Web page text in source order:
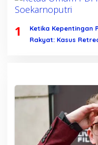
1
Ketika Kepentingan
Rakyat: Kasus